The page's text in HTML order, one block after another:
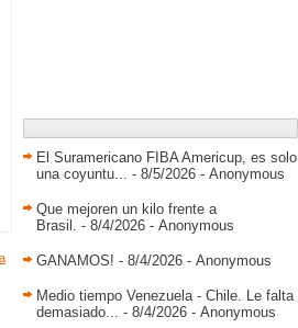
La Selección B ya tiene sus torneos
Jovanni Díaz: El 2013 ha sido un
excelente año par...
La Centro Oriental se lleva el Juego
Las chicas SUB 17 están listas para
El Suramericano FIBA Americup, es solo
una coyuntu... - 8/5/2026 - Anonymous
Que mejoren un kilo frente a
Brasil. - 8/4/2026 - Anonymous
GANAMOS! - 8/4/2026 - Anonymous
Medio tiempo Venezuela - Chile. Le falta
demasiado... - 8/4/2026 - Anonymous